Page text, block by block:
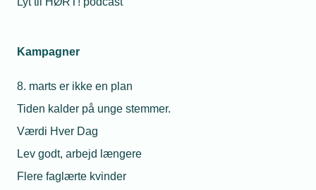
Kampagner
8. marts er ikke en plan
Tiden kalder på unge stemmer.
Værdi Hver Dag
Lev godt, arbejd længere
Flere faglærte kvinder
Styrelsen for Undervisning og Kvalitet (STUK) har udgivet
og modarbejde sexchikane. Men lærepladsen kan også
mindske risikoen for, at en ung medarbejder bliver udsat
for krænkende adfærd.